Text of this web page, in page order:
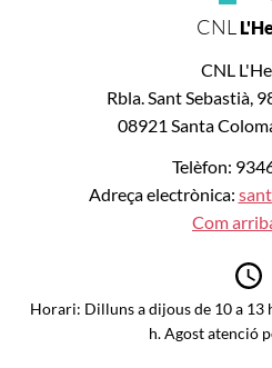
CNL
CNL
Rbla. Sant Sebastià,
08921 Santa
Telèfon:
Adreça electrònica:
Com
Horari: Dilluns a dijous de 10 a 13
h. Agost atenció